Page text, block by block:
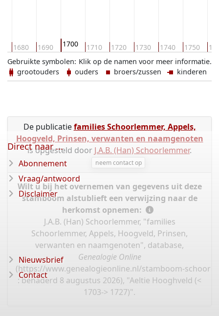
1680 1690 1700 1710 1720 1730 1740 1750
Klik op de namen voor meer informatie.
Gebruikte symbolen:
grootouders
ouders broers/zussen kinderen
De publicatiefamilies Schoorlemmer, Appels,
Hoogveld, Prinsen, verwanten en naamgenoten
is opgesteld door J.A.B. (Han) Schoorlemmer.
neem contact op
Wilt u bij het overnemen van gegevens uit deze
stamboom alstublieft een verwijzing naar de
herkomst opnemen:
J.A.B. (Han) Schoorlemmer, "families
Schoorlemmer, Appels, Hoogveld, Prinsen,
verwanten en naamgenoten", database,
Genealogie Online
(https://www.genealogieonline.nl/stamboom-
: benaderd 8 augustus 2026), "Aeltie Hooghveld (<
1703-> 1727)".
Direct naar ...
Abonnement
Vraag/antwoord
Disclaimer
Nieuwsbrief
Contact